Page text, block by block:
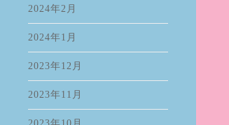
2024年2月
2024年1月
2023年12月
2023年11月